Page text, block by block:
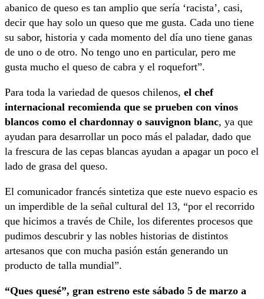
abanico de queso es tan amplio que sería ‘racista’, casi,
decir que hay solo un queso que me gusta. Cada uno tiene
su sabor, historia y cada momento del día uno tiene ganas
de uno o de otro. No tengo uno en particular, pero me
gusta mucho el queso de cabra y el roquefort”.
Para toda la variedad de quesos chilenos, el chef
internacional recomienda que se prueben con vinos
blancos como el chardonnay o sauvignon blanc, ya que
ayudan para desarrollar un poco más el paladar, dado que
la frescura de las cepas blancas ayudan a apagar un poco el
lado de grasa del queso.
El comunicador francés sintetiza que este nuevo espacio es
un imperdible de la señal cultural del 13, “por el recorrido
que hicimos a través de Chile, los diferentes procesos que
pudimos descubrir y las nobles historias de distintos
artesanos que con mucha pasión están generando un
producto de talla mundial”.
“Ques quesé”, gran estreno este sábado 5 de marzo a